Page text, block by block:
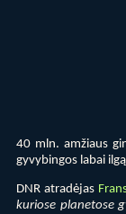
40 mln. amžiaus
gyvybingos labai
DNR atradėjas
kuriose planetose